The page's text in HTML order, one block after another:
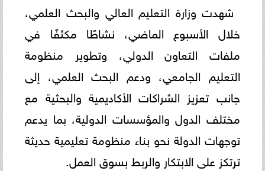
شهدت وزارة التعليم العالي والبحث العلمي،
خلال الأسبوع الماضي، نشاطًا مكثفًا في
ملفات التعاون الدولي، وتطوير منظومة
التعليم الجامعي، ودعم البحث العلمي، إلى
جانب تعزيز الشراكات الأكاديمية والبحثية مع
مختلف الدول والمؤسسات الدولية، بما يدعم
توجهات الدولة نحو بناء منظومة تعليمية حديثة
ترتكز على الابتكار والربط بسوق العمل.